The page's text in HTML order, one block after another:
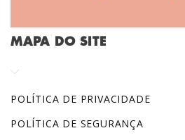
MAPA DO SITE
POLÍTICA DE PRIVACIDADE
POLÍTICA DE SEGURANÇA